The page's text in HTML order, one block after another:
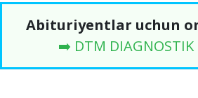
Abituriyentlar uchun
➡️ DTM DIAGNOSTIK